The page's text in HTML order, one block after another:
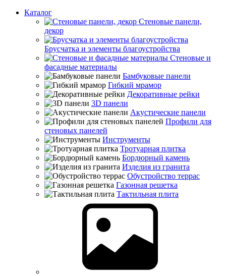
Каталог
Стеновые панели,
декор
Брусчатка и элементы благоустройства
Стеновые и
фасадные материалы
Бамбуковые панели
Гибкий мрамор
Декоративные рейки
3D панели
Акустические панели
Профили для
стеновых панелей
Инструменты
Тротуарная плитка
Бордюрный камень
Изделия из гранита
Обустройство террас
Газонная решетка
Тактильная плита